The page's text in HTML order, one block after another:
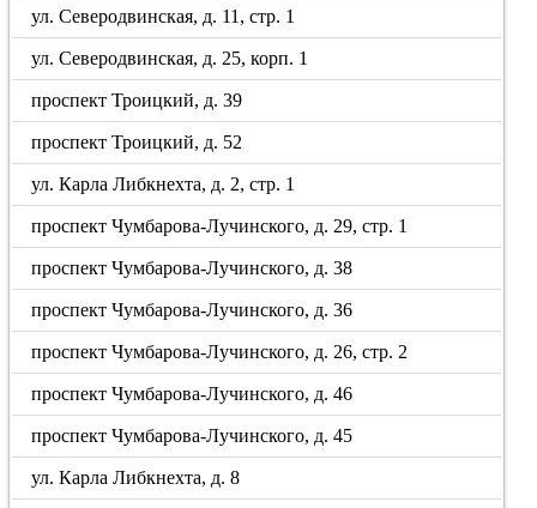
ул. Северодвинская, д. 11, стр. 1
ул. Северодвинская, д. 25, корп. 1
проспект Троицкий, д. 39
проспект Троицкий, д. 52
ул. Карла Либкнехта, д. 2, стр. 1
проспект Чумбарова-Лучинского, д. 29, стр. 1
проспект Чумбарова-Лучинского, д. 38
проспект Чумбарова-Лучинского, д. 36
проспект Чумбарова-Лучинского, д. 26, стр. 2
проспект Чумбарова-Лучинского, д. 46
проспект Чумбарова-Лучинского, д. 45
ул. Карла Либкнехта, д. 8